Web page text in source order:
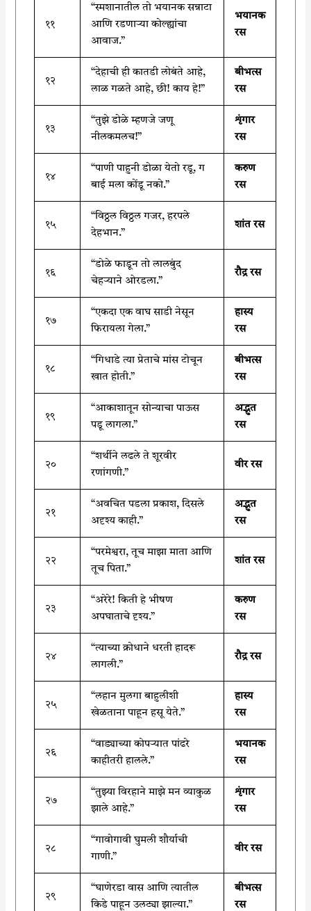
११
“स्मशानातील तो भयानक सन्नाटा
आणि रडणाऱ्या कोल्ह्यांचा
आवाज.”
भयानक
रस
१२
“देहाची ही कातडी लोबंते आहे,
लाळ गळते आहे, छी! काय हे!”
बीभत्स
रस
१३
“तुझे डोळे म्हणजे जणू
नीलकमलच!”
शृंगार
रस
१४
“पाणी पाहुनी डोळा येतो रडू, ग
बाई मला कोंडू नको.”
करुण
रस
१५
“विठ्ठल विठ्ठल गजर, हरपले
देहभान.”
शांत रस
१६
“डोळे फाडून तो लालबुंद
चेहऱ्याने ओरडला.”
रौद्र रस
१७
“एकदा एक वाघ साडी नेसून
फिरायला गेला.”
हास्य
रस
१८
“गिधाडे त्या प्रेताचे मांस टोचून
खात होती.”
बीभत्स
रस
१९
“आकाशातून सोन्याचा पाऊस
पडू लागला.”
अद्भुत
रस
२०
“शर्थीने लढले ते शूरवीर
रणांगणी.”
वीर रस
२१
“अवचित पडला प्रकाश, दिसले
अदृश्य काही.”
अद्भुत
रस
२२
“परमेश्वरा, तूच माझा माता आणि
तूच पिता.”
शांत रस
२३
“अरेरे! किती हे भीषण
अपघाताचे दृश्य.”
करुण
रस
२४
“त्याच्या क्रोधाने धरती हादरू
लागली.”
रौद्र रस
२५
“लहान मुलगा बाहुलीशी
खेळताना पाहून हसू येते.”
हास्य
रस
२६
“वाड्याच्या कोपऱ्यात पांढरे
काहीतरी हालले.”
भयानक
रस
२७
“तुझ्या विरहाने माझे मन व्याकुळ
झाले आहे.”
शृंगार
रस
२८
“गावोगावी घुमली शौर्याची
गाणी.”
वीर रस
२९
“घाणेरडा वास आणि त्यातील
किडे पाहून उलट्या झाल्या.”
बीभत्स
रस